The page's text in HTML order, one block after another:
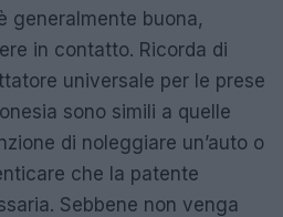
generalmente buona,
in contatto. Ricorda di
universale per le prese
sono simili a quelle
di noleggiare un’auto o
che la patente
Sebbene non venga